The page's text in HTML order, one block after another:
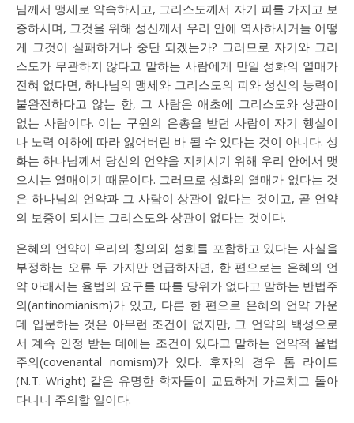
님께서 맹세로 약속하시고, 그리스도께서 자기 피를 가지고 보
증하시며, 그것을 위해 성신께서 우리 안에 역사하시거늘 어떻
게 그것이 실패하거나 중단 되겠는가? 그러므로 자기와 그리
스도가 무관하지 않다고 말하는 사람에게 만일 성화의 열매가
전혀 없다면, 하나님의 맹세와 그리스도의 피와 성신의 능력이
불완전하다고 않는 한, 그 사람은 애초에 그리스도와 상관이
없는 사람이다. 이는 구원의 은총을 받던 사람이 자기 행실이
나 노력 여하에 따라 잃어버린 바 될 수 있다는 것이 아니다. 성
화는 하나님께서 당신의 언약을 지키시기 위해 우리 안에서 맺
으시는 열매이기 때문이다. 그러므로 성화의 열매가 없다는 것
은 하나님의 언약과 그 사람이 상관이 없다는 것이고, 곧 언약
의 보증이 되시는 그리스도와 상관이 없다는 것이다.
은혜의 언약이 우리의 칭의와 성화를 포함하고 있다는 사실을
부정하는 오류 두 가지만 언급하자면, 한 편으로는 은혜의 언
약 아래서는 율법의 요구를 따를 당위가 없다고 말하는 반법주
의(antinomianism)가 있고, 다른 한 편으로 은혜의 언약 가운
데 입문하는 것은 아무런 조건이 없지만, 그 언약의 백성으로
서 계속 인정 받는 데에는 조건이 있다고 말하는 언약적 율법
주의(covenantal nomism)가 있다. 후자의 경우 톰 라이트
(N.T. Wright) 같은 유명한 학자들이 교묘하게 가르치고 돌아
다니니 주의할 일이다.